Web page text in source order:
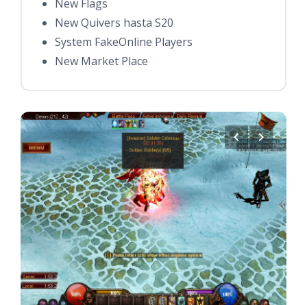
New Flags
New Quivers hasta S20
System FakeOnline Players
New Market Place
chevron_left chevron_right